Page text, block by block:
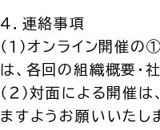
４．連絡事項
（１）オンライン開催
は、各回の組織概要・
（２）対面による開催
ますようお願いいたし